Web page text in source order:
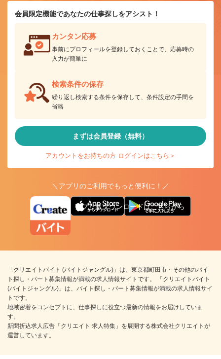
会員限定機能であなたの仕事探しをアシスト！
カンタン応募
事前にプロフィールを登録しておくことで、応募時の
入力が簡単に
検索条件の保存
繰り返し検索する条件を保存して、条件設定の手間を
省略
まずは会員登録（無料）
アカウントをお持ちの方 ログインはこちら＞
＼アプリのご利用でもっと便利に！／
アプリ版ダウンロードはこちらから
「クリエイトバイト (バイトジャングル)」は、東京都町田市・その他のバイ
ト探し・パート募集情報が満載の求人情報サイトです。 「クリエイトバイト
(バイトジャングル)」は、バイト探し・パート募集情報が満載の求人情報サイ
トです。
地域密着をコンセプトに、仕事探しに役立つ最新の情報をお届けしていま
す。
新聞折込求人広告「クリエイト 求人特集」を展開する株式会社クリエイトが
運営しています。